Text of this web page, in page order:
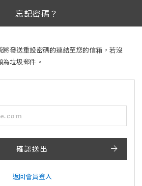
忘記密碼？
發送重設密碼的連結至您的信箱，若沒
垃圾郵件。
確認送出
返回會員登入